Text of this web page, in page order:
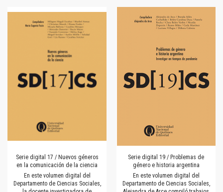
Serie digital 17 / Nuevos géneros
en la comunicación de la ciencia
En este volumen digital del
Departamento de Ciencias Sociales,
Serie digital 19 / Problemas de
género e historia argentina
En este volumen digital del
Departamento de Ciencias Sociales,